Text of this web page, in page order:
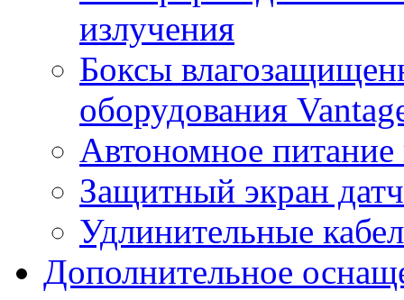
излучения
Боксы
оборудования
Автономное питание
Защитный экран
Удлинительные
Дополнительное